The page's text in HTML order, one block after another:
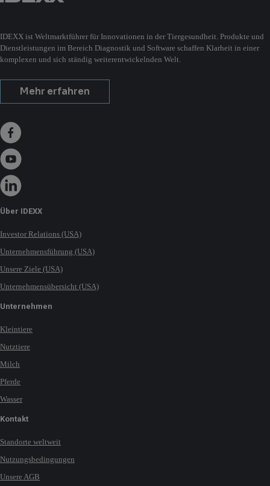
IDEXX ist Weltmarktführer für Innovationen in der Tiergesundheit. Produkte und
Dienstleistungen im Bereich Diagnostik und Software schaffen Klarheit in einer
komplexen und sich ständig weiterentwickelnden Welt.
Mehr erfahren
Über IDEXX
Investor Relations (USA)
Unternehmensführung (USA)
Unsere Ziele (USA)
Unternehmensübersicht (USA)
Unternehmen
Kleintiere
Nutztiere
Milch
Pferde
Wasser
Kontakt
Standorte weltweit
Nutzungsbedingungen
Unsere AGB